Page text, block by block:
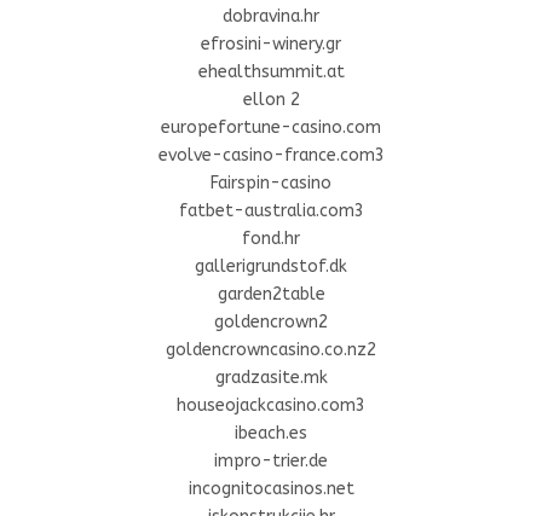
dobravina.hr
efrosini-winery.gr
ehealthsummit.at
ellon 2
europefortune-casino.com
evolve-casino-france.com3
Fairspin-casino
fatbet-australia.com3
fond.hr
gallerigrundstof.dk
garden2table
goldencrown2
goldencrowncasino.co.nz2
gradzasite.mk
houseojackcasino.com3
ibeach.es
impro-trier.de
incognitocasinos.net